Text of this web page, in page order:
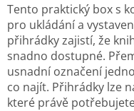
Tento praktický box s
pro ukládání a
přihrádky zajistí, že
snadno dostupné.
usnadní označení
co najít. Přihrádky lze
které právě